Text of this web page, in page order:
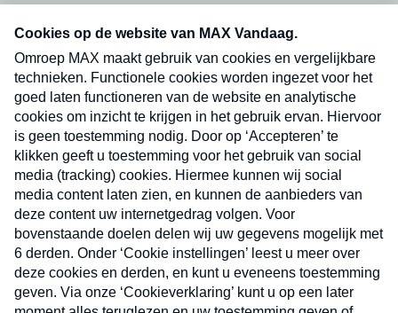
Neem hier een gratis abonnement op onze
nieuwsbrief. Elke vrijdag- en dinsdagochtend in
uw mailbox.
Verzend
Nieuwsbrief
Neem hier een gratis abonnement op onze